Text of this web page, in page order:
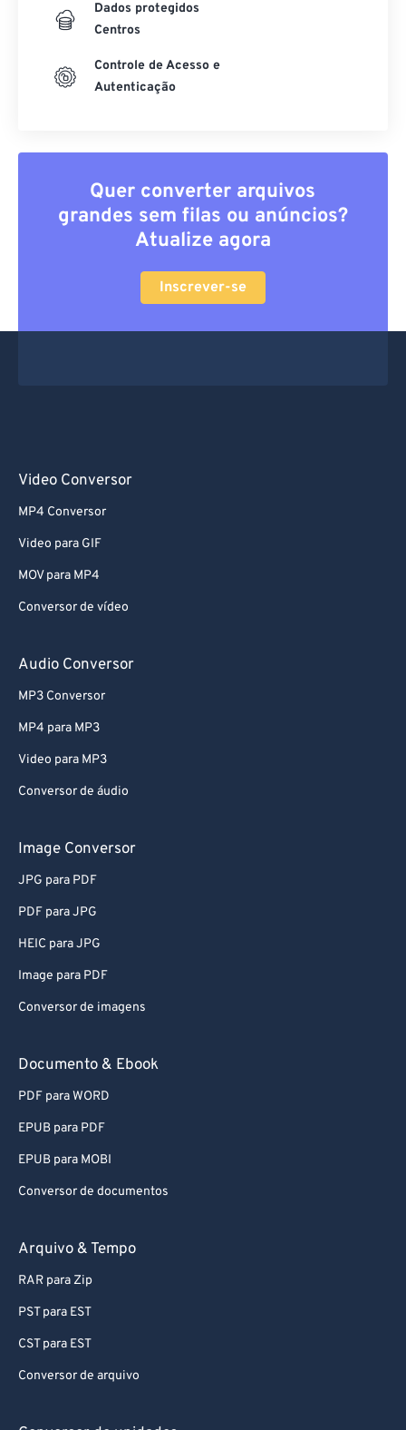
Dados protegidos
Centros
Controle de Acesso e
Autenticação
Quer converter arquivos
grandes sem filas ou anúncios?
Atualize agora
Inscrever-se
Video Conversor
MP4 Conversor
Video para GIF
MOV para MP4
Conversor de vídeo
Audio Conversor
MP3 Conversor
MP4 para MP3
Video para MP3
Conversor de áudio
Image Conversor
JPG para PDF
PDF para JPG
HEIC para JPG
Image para PDF
Conversor de imagens
Documento & Ebook
PDF para WORD
EPUB para PDF
EPUB para MOBI
Conversor de documentos
Arquivo & Tempo
RAR para Zip
PST para EST
CST para EST
Conversor de arquivo